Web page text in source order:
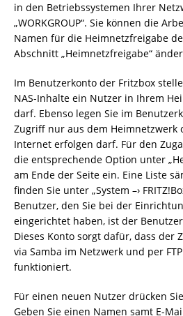
in den Betriebssystemen Ihrer
„WORKGROUP“. Sie können die
Namen für die Heimnetzfreigabe
Abschnitt „Heimnetzfreigabe“
Im Benutzerkonto der Fritzbox
NAS-Inhalte ein Nutzer in Ihrem
darf. Ebenso legen Sie im
Zugriff nur aus dem Heimnetzwerk
Internet erfolgen darf. Für den
die entsprechende Option unter
am Ende der Seite ein. Eine Liste
finden Sie unter „System –›
Benutzer, den Sie bei der
eingerichtet haben, ist der
Dieses Konto sorgt dafür, dass der
via Samba im Netzwerk und per
funktioniert.
Für einen neuen Nutzer drücken
Geben Sie einen Namen samt E-